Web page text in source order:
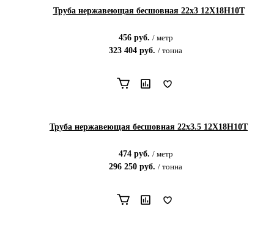
Труба нержавеющая бесшовная 22х3 12Х18Н10Т
456руб. / метр
323 404 руб. / тонна
Труба нержавеющая бесшовная 22х3.5 12Х18Н10Т
474руб. / метр
296 250 руб. / тонна